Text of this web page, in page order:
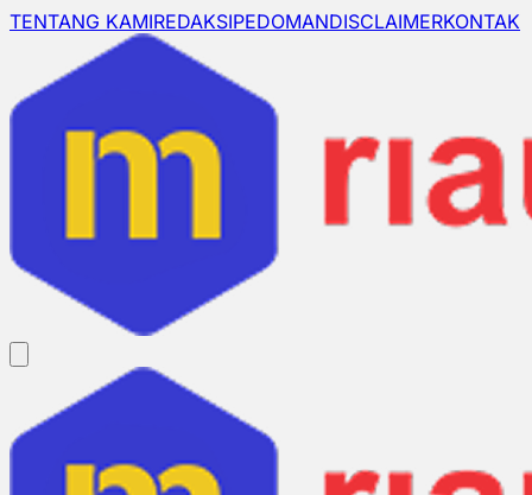
TENTANG KAMIREDAKSIPEDOMANDISCLAIMERKONTAK